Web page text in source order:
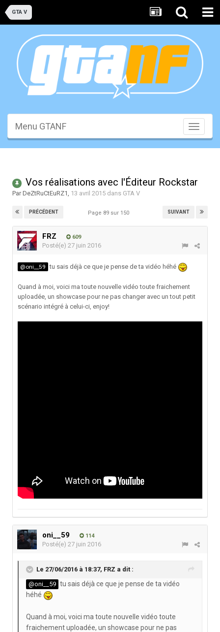
GTA V
Toggle
Menu GTANF
Vos réalisations avec l'Éditeur Rockstar
ParDeZtRuCtEuRZ1, 13 avril 2015 dans GTA V
PRÉCÉDENT SUIVANT
Page 89 sur 150
FRZ 609
Posté(e) 27 juin 2016
@oni__59 tu sais déjà ce que je pense de ta vidéo héhé
Quand à moi, voici ma toute nouvelle vidéo toute fraichement
uploadée, un showcase pour ne pas changer avec un tout petit
scénario intégré à celui-ci, enjoy!
oni__59 114
Posté(e) 27 juin 2016
Le 27/06/2016 à 18:37, FRZ a dit :
@oni__59 tu sais déjà ce que je pense de ta vidéo
héhé
Quand à moi, voici ma toute nouvelle vidéo toute
fraichement uploadée, un showcase pour ne pas